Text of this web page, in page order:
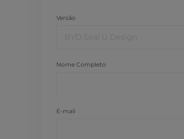
Versão
Nome Completo
E-mail